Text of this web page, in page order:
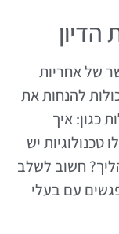
של אחריות
להנחות את
כגון: איך
יש
חשוב לשלב
עם בעלי